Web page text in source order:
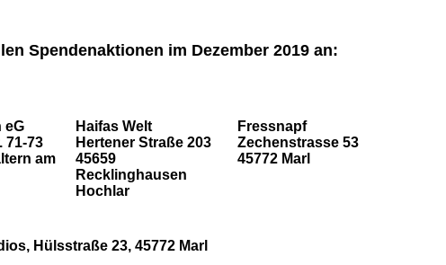
Spendenaktionen im Dezember 2019 an:
eG
71-73
am
Haifas Welt
Hertener Straße 203
45659
Recklinghausen
Hochlar
Fressnapf
Zechenstrasse 53
45772 Marl
Hülsstraße 23, 45772 Marl